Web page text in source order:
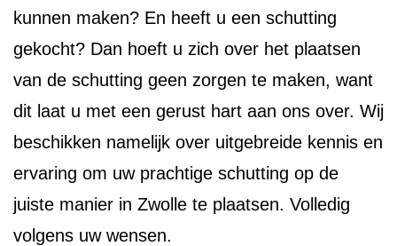
kunnen maken? En heeft u een schutting
gekocht? Dan hoeft u zich over het plaatsen
van de schutting geen zorgen te maken, want
dit laat u met een gerust hart aan ons over. Wij
beschikken namelijk over uitgebreide kennis en
ervaring om uw prachtige schutting op de
juiste manier in Zwolle te plaatsen. Volledig
volgens uw wensen.